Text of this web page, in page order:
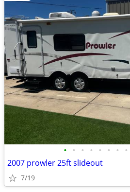
• • • • • • • •
2007 prowler 25ft slideout
7/19